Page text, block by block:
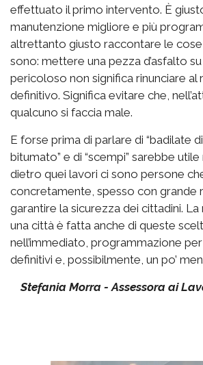
effettuato il primo intervento. È
manutenzione migliore e più
altrettanto giusto raccontare le
sono: mettere una pezza d’asfalto
pericoloso non significa rinunciare al
definitivo. Significa evitare che,
qualcuno si faccia male.
E forse prima di parlare di “badilate
bitumato” e di “scempi” sarebbe
dietro quei lavori ci sono persone
concretamente, spesso con grande
garantire la sicurezza dei cittadini.
una città è fatta anche di queste
nell’immediato, programmazione
definitivi e, possibilmente, un po’
Stefania Morra - Assessora ai